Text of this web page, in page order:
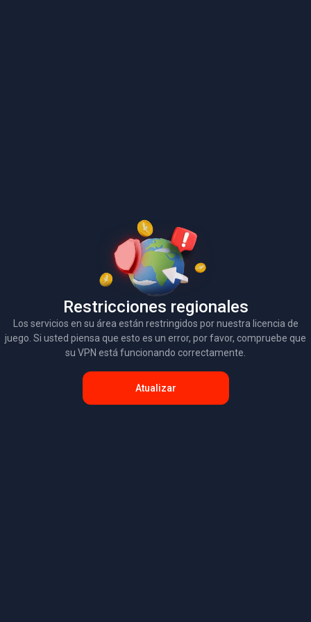
Restricciones regionales
Los servicios en su área están restringidos por nuestra licencia de
juego. Si usted piensa que esto es un error, por favor, compruebe que
su VPN está funcionando correctamente.
Atualizar